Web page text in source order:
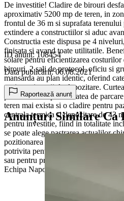
De investitie! Cladire de birouri
aproximativ 5200 mp de teren, in
frontul de 36 m si suprafata
extindere a constructiilor si aduc
Constructia este dispusa pe 4
finisata si avand toate utilitatile.
solare pentru eficientizarea
birouri, 2 sali de protocol, oficiu si
mansarda au plan identic, oferind
sanitare si spatii de depozitare.
pietruita ofera posibilitatea de
teren mai exista si o cladire pentru
centrala termica si depozitare de 43
pentru investitie, fiind in totalitate
se poate alege pastrarea actualilor
pozitionarea si suprafata terenului fac
potrivita pentru investitie pe termen
sau pentru programarea unei
Echipa Napoca Imobiliare!
ID anunț: 108454
Data publicării: 06.08.2021
Raportează anunț
Anunțuri Similare Ca